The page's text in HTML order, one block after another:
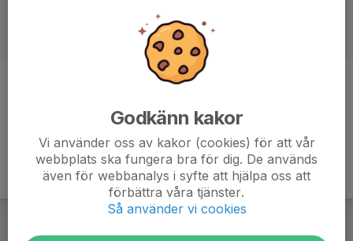
Godkänn kakor
Vi använder oss av kakor (cookies) för att vår
webbplats ska fungera bra för dig. De används
även för webbanalys i syfte att hjälpa oss att
förbättra våra tjänster.
Så använder vi cookies